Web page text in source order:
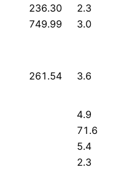
236.30
2.3
749.99
3.0
261.54
3.6
4.9
71.6
5.4
2.3